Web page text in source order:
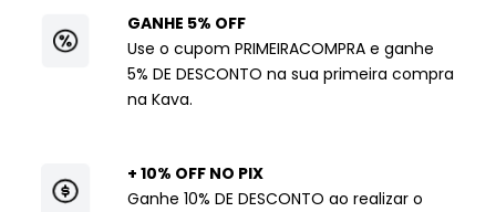
GANHE 5% OFF
Use o cupom PRIMEIRACOMPRA e ganhe
5% DE DESCONTO na sua primeira compra
na Kava.
+ 10% OFF NO PIX
Ganhe 10% DE DESCONTO ao realizar o